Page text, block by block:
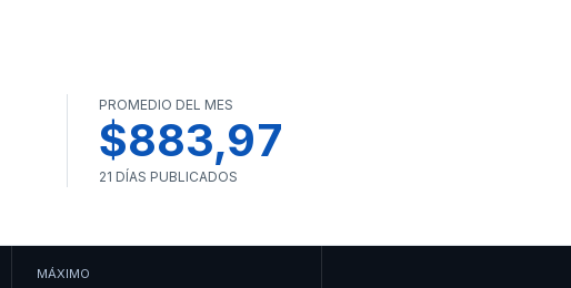
PROMEDIO DEL MES
$883,97
21 DÍAS PUBLICADOS
MÁXIMO